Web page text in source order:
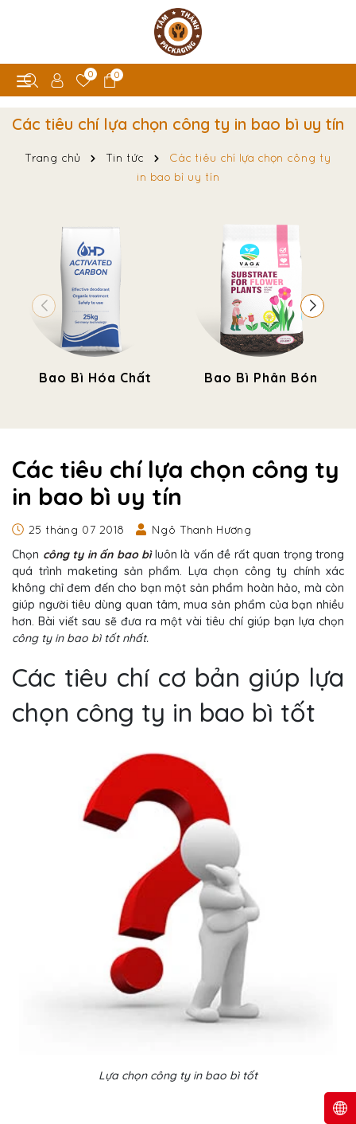
0 0
Các tiêu chí lựa chọn công ty in bao bì uy tín
Trang chủ Tin tức
Các tiêu chí lựa chọn công ty
in bao bì uy tín
Bao Bì Hóa Chất Bao Bì Phân Bón
Các tiêu chí lựa chọn công ty
in bao bì uy tín
25 tháng 07 2018 Ngô Thanh Hương
Chọn công ty in ấn bao bìluôn là vấn đề rất quan trọng trong
quá trình maketing sản phẩm. Lựa chọn công ty chính xác
không chỉ đem đến cho bạn một sản phẩm hoàn hảo, mà còn
giúp người tiêu dùng quan tâm, mua sản phẩm của bạn nhiều
hơn. Bài viết sau sẽ đưa ra một vài tiêu chí giúp bạn lựa chọn
công ty in bao bì tốt nhất.
Các tiêu chí cơ bản giúp lựa
chọn công ty in bao bì tốt
Lựa chọn công ty in bao bì tốt